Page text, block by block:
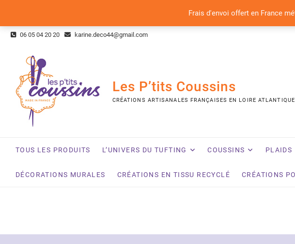
Frais d'envoi offert en France
Skip
06 05 04 20 20 karine.deco44@gmail.com
Les P’tits Coussins
CRÉATIONS ARTISANALES FRANÇAISES EN LOIRE ATLANTIQUE
TOUS LES PRODUITS L’UNIVERS DU TUFTING COUSSINS PLAIDS
DÉCORATIONS MURALES CRÉATIONS EN TISSU RECYCLÉ CRÉATIONS